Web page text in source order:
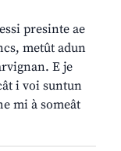
presinte ae
metût adun
E je
i voi suntun
mi à someât